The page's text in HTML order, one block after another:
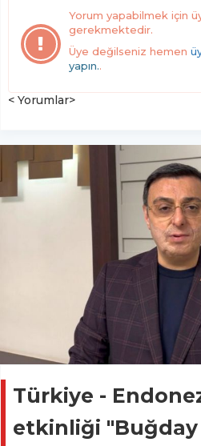
Yorum yapabilmek için
gerekmektedir.
Üye değilseniz hemen
yapın..
< Yorumlar>
Türkiye -
etkinliği "Buğday